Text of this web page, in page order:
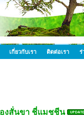
เกี่ยวกับเรา ติดต่อเรา ร่
องสั่นขา ชี่แมชชีน